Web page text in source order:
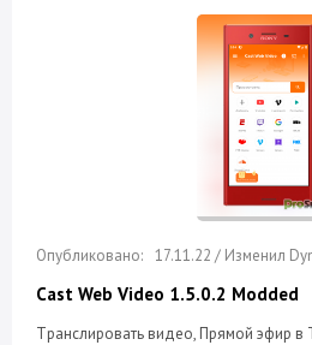
17.11.22 / Изменил
Cast Web Video 1.5.0.2 Modded
Tранслировать видео, Прямой эфир в